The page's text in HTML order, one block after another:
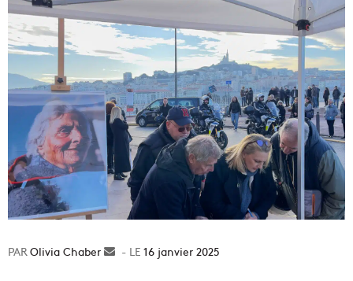
Olivia Chaber
Envoyer16 janvier 2025